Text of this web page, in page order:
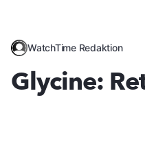
WatchTime Redaktion
Glycine: